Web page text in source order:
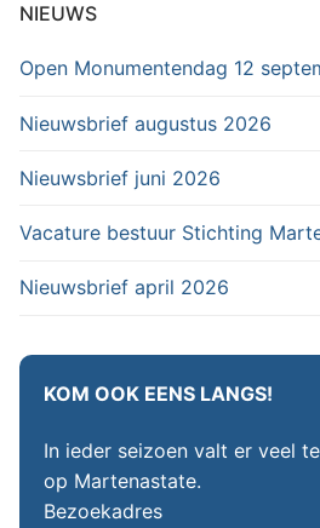
NIEUWS
Open Monumentendag 12
Nieuwsbrief augustus 2026
Nieuwsbrief juni 2026
Vacature bestuur Stichting
Nieuwsbrief april 2026
KOM OOK EENS LANGS!
In ieder seizoen valt er veel
op Martenastate.
Bezoekadres